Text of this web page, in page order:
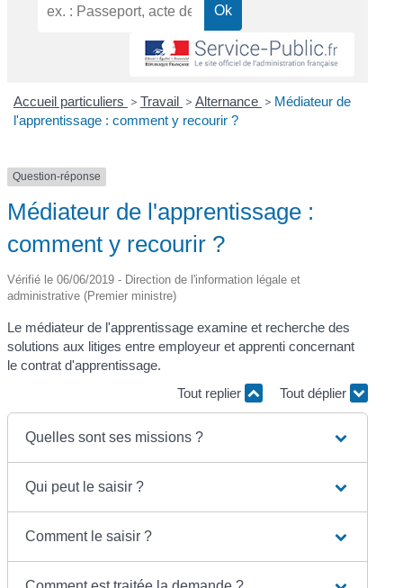
Accueil particuliers > Travail > Alternance > Médiateur de
l'apprentissage : comment y recourir ?
Question-réponse
Médiateur de l'apprentissage :
comment y recourir ?
Vérifié le 06/06/2019 - Direction de l'information légale et
administrative (Premier ministre)
Le médiateur de l'apprentissage examine et recherche des
solutions aux litiges entre employeur et apprenti concernant
le contrat d'apprentissage.
Tout replier
Tout déplier
Quelles sont ses missions ?
Qui peut le saisir ?
Comment le saisir ?